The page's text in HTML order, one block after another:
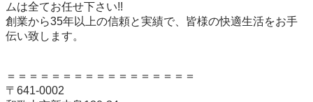
ムは全てお任せ下さい!!
創業から35年以上の信頼と実績で、皆様の快適生活をお手
伝い致します。
＝＝＝＝＝＝＝＝＝＝＝＝＝＝＝＝＝
〒641-0002